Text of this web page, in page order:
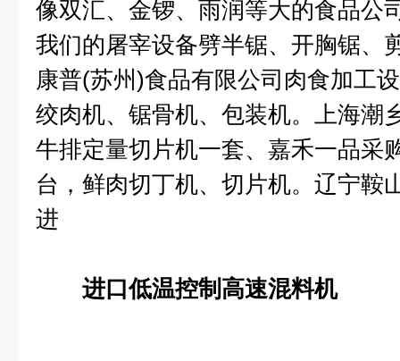
像双汇、金锣、雨润等大的食品公
我们的屠宰设备劈半锯、开胸锯、
康普(苏州)食品有限公司肉食加工
绞肉机、锯骨机、包装机。上海潮
牛排定量切片机一套、嘉禾一品采
台，鲜肉切丁机、切片机。辽宁鞍
进
进口低温控制高速混料机